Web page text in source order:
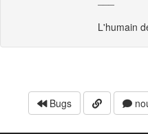
L'humain
Bugs